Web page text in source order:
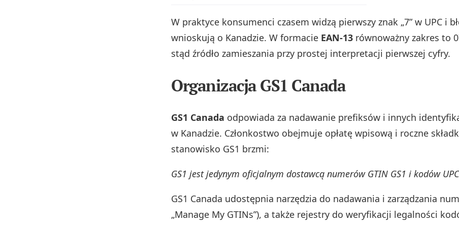
W praktyce konsumenci czasem widzą pierwszy znak „7” w UPC i
wnioskują o Kanadzie. W formacie EAN-13 równoważny zakres to
stąd źródło zamieszania przy prostej interpretacji pierwszej cyfry.
Organizacja GS1 Canada
GS1 Canada odpowiada za nadawanie prefiksów i innych
w Kanadzie. Członkostwo obejmuje opłatę wpisową i roczne
stanowisko GS1 brzmi:
GS1 jest jedynym oficjalnym dostawcą numerów GTIN GS1 i kodów
GS1 Canada udostępnia narzędzia do nadawania i zarządzania
„Manage My GTINs”), a także rejestry do weryfikacji legalności